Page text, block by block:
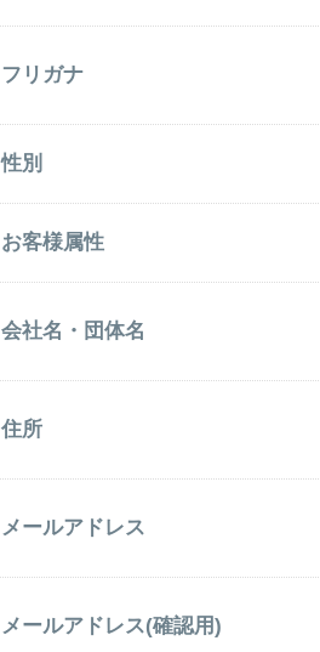
フリガナ
性別
お客様属性
会社名・団体名
住所
メールアドレス
メールアドレス(確認用)